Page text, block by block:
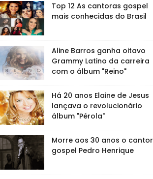
Top 12 As cantoras gospel
mais conhecidas do Brasil
Aline Barros ganha oitavo
Grammy Latino da carreira
com o álbum "Reino"
Há 20 anos Elaine de Jesus
lançava o revolucionário
álbum "Pérola"
Morre aos 30 anos o cantor
gospel Pedro Henrique